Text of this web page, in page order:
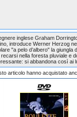
inglese Graham
introduce Werner Herzog
"a pelo d’albero" la
nella foresta pluviale e
si abbandona così ai
articolo hanno acquistato